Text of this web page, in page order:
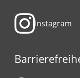
Instagram